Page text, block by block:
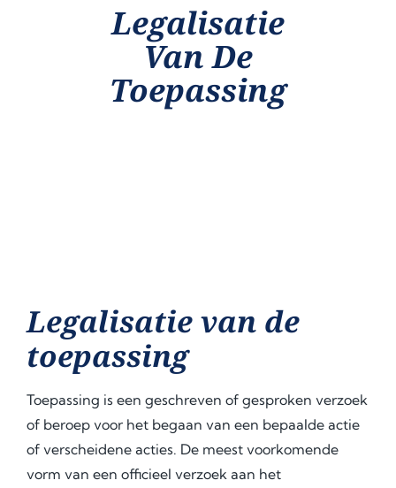
Legalisatie
Van De
Toepassing
Legalisatie van de
toepassing
Toepassing is een geschreven of gesproken verzoek
of beroep voor het begaan van een bepaalde actie
of verscheidene acties. De meest voorkomende
vorm van een officieel verzoek aan het